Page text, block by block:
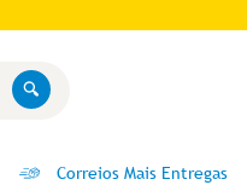
Correios Mais Entregas